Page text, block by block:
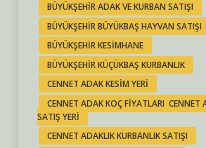
BÜYÜKŞEHIR ADAK VE KURBAN SATIŞI
BÜYÜKŞEHIR BÜYÜKBAŞ HAYVAN SATIŞI
BÜYÜKŞEHIR KESIMHANE
BÜYÜKŞEHIR KÜÇÜKBAŞ KURBANLIK
CENNET ADAK KESIM YERI
CENNET ADAK KOÇ FIYATLARI CENNET
SATIŞ YERI
CENNET ADAKLIK KURBANLIK SATIŞI